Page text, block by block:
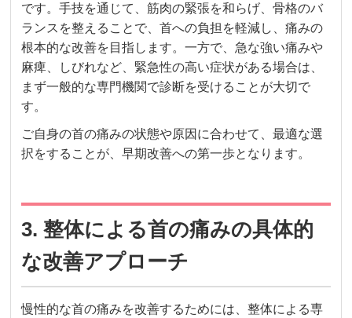
です。手技を通じて、筋肉の緊張を和らげ、骨格のバ
ランスを整えることで、首への負担を軽減し、痛みの
根本的な改善を目指します。一方で、急な強い痛みや
麻痺、しびれなど、緊急性の高い症状がある場合は、
まず一般的な専門機関で診断を受けることが大切で
す。
ご自身の首の痛みの状態や原因に合わせて、最適な選
択をすることが、早期改善への第一歩となります。
3. 整体による首の痛みの具体的
な改善アプローチ
慢性的な首の痛みを改善するためには、整体による専